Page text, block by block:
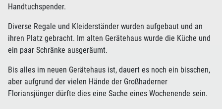
Handtuchspender.
Diverse Regale und Kleiderständer wurden aufgebaut und an
ihren Platz gebracht. Im alten Gerätehaus wurde die Küche und
ein paar Schränke ausgeräumt.
Bis alles im neuen Gerätehaus ist, dauert es noch ein bisschen,
aber aufgrund der vielen Hände der Großhaderner
Floriansjünger dürfte dies eine Sache eines Wochenende sein.